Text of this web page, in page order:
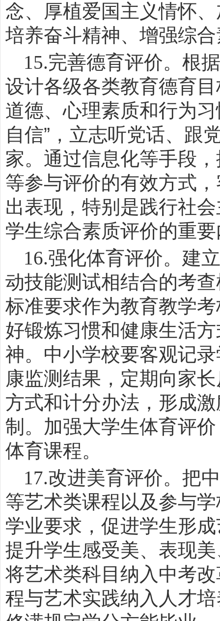
念、厚植爱国主义情怀
培养奋斗精神、增强综
15.完善德育评价。根
设计各级各类教育德育
道德、心理素质和行为
自信” ，立志听党话、跟
家。通过信息化等手段
等参与评价的有效方式
出表现，特别是践行社
学生综合素质评价的重
16.强化体育评价。建
动技能测试相结合的考
标准要求作为教育教学
好锻炼习惯和健康生活
神。中小学校要客观记
康监测结果，定期向家
方式和计分办法，形成
制。加强大学生体育评
体育课程。
17.改进美育评价。把
等艺术类课程以及参与
学业要求，促进学生形
提升学生感受美、表现
将艺术类科目纳入中考
程与艺术实践纳入人才